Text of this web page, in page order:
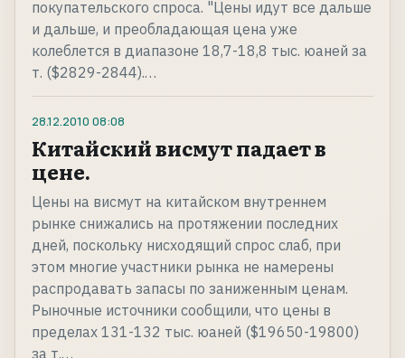
покупательского спроса. "Цены идут все дальше
и дальше, и преобладающая цена уже
колеблется в диапазоне 18,7-18,8 тыс. юаней за
т. ($2829-2844).…
28.12.2010 08:08
Китайский висмут падает в
цене.
Цены на висмут на китайском внутреннем
рынке снижались на протяжении последних
дней, поскольку нисходящий спрос слаб, при
этом многие участники рынка не намерены
распродавать запасы по заниженным ценам.
Рыночные источники сообщили, что цены в
пределах 131-132 тыс. юаней ($19650-19800)
за т.…